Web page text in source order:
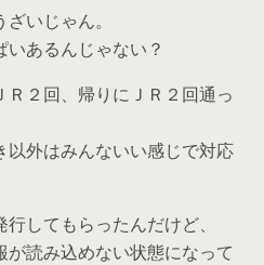
いじゃん。
あるんじゃない？
２回、帰りにＪＲ２回通っ
外はみんないい感じで対応
してもらったんだけど、
読み込めない状態になって